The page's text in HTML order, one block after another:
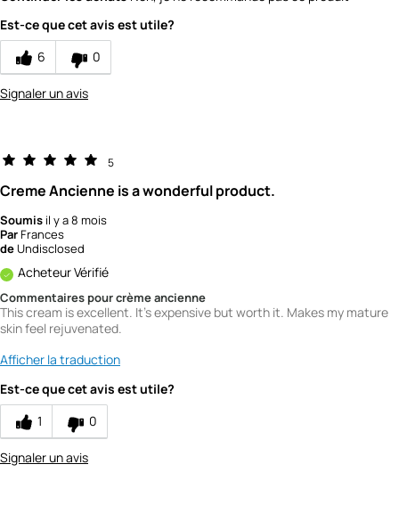
Est-ce que cet avis est utile?
6
0
Signaler un avis
5
Creme Ancienne is a wonderful product.
Soumis il y a 8 mois
ParFrances
deUndisclosed
Acheteur Vérifié
Commentaires pour crème ancienne
This cream is excellent. It's expensive but worth it. Makes my mature
skin feel rejuvenated.
Afficher la traduction
Est-ce que cet avis est utile?
1
0
Signaler un avis